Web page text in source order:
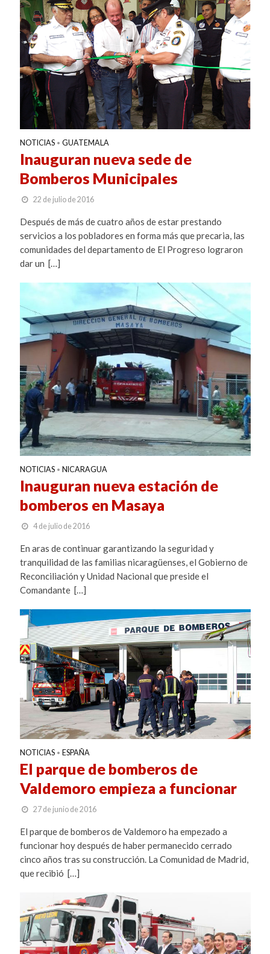
NOTICIAS • GUATEMALA
Inauguran nueva sede de
Bomberos Municipales
22 de julio de 2016
Después de más de cuatro años de estar prestando
servicios a los pobladores en forma más que precaria, las
comunidades del departamento de El Progreso lograron
dar un […]
NOTICIAS • NICARAGUA
Inauguran nueva estación de
bomberos en Masaya
4 de julio de 2016
En aras de continuar garantizando la seguridad y
tranquilidad de las familias nicaragüenses, el Gobierno de
Reconciliación y Unidad Nacional que preside el
Comandante […]
NOTICIAS • ESPAÑA
El parque de bomberos de
Valdemoro empieza a funcionar
27 de junio de 2016
El parque de bomberos de Valdemoro ha empezado a
funcionar hoy después de haber permanecido cerrado
cinco años tras su construcción. La Comunidad de Madrid,
que recibió […]